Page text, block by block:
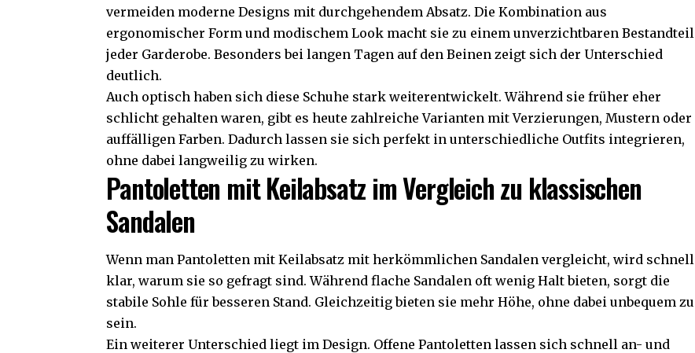
vermeiden moderne Designs mit durchgehendem Absatz. Die Kombination aus
ergonomischer Form und modischem Look macht sie zu einem unverzichtbaren Bestandteil
jeder Garderobe. Besonders bei langen Tagen auf den Beinen zeigt sich der Unterschied
deutlich.
Auch optisch haben sich diese Schuhe stark weiterentwickelt. Während sie früher eher
schlicht gehalten waren, gibt es heute zahlreiche Varianten mit Verzierungen, Mustern oder
auffälligen Farben. Dadurch lassen sie sich perfekt in unterschiedliche Outfits integrieren,
ohne dabei langweilig zu wirken.
Pantoletten mit Keilabsatz im Vergleich zu klassischen
Sandalen
Wenn man Pantoletten mit Keilabsatz mit herkömmlichen Sandalen vergleicht, wird schnell
klar, warum sie so gefragt sind. Während flache Sandalen oft wenig Halt bieten, sorgt die
stabile Sohle für besseren Stand. Gleichzeitig bieten sie mehr Höhe, ohne dabei unbequem zu
sein.
Ein weiterer Unterschied liegt im Design. Offene Pantoletten lassen sich schnell an- und